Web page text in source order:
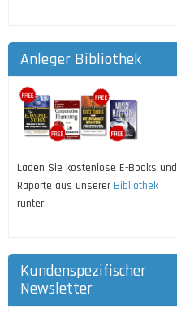
Anleger Bibliothek
Laden Sie kostenlose E-Books und
Raporte aus unserer Bibliothek
runter.
Kundenspezifischer
Newsletter